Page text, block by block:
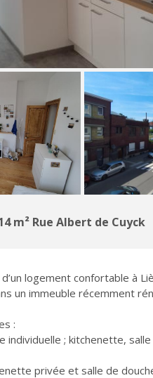
m² Rue Albert de Cuyck
logement confortable à
un immeuble récemment
:
individuelle ; kitchenette,
privée et salle de